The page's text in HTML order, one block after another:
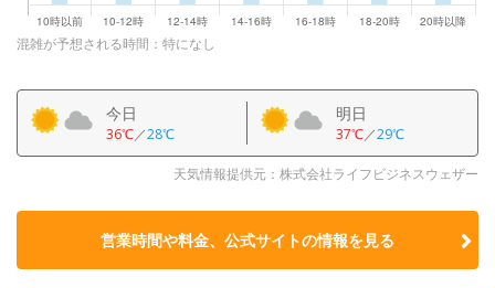
混雑が予想される時間：特になし
今日
36℃／28℃
明日
37℃／29℃
天気情報提供元：株式会社ライフビジネスウェザー
営業時間や料金、公式サイトの情報を見る